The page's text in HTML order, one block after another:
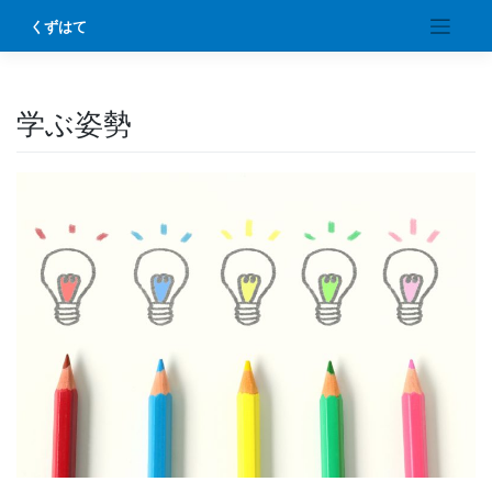
content
くずはて
学ぶ姿勢